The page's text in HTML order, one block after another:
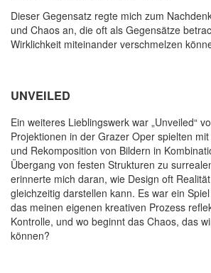
Dieser Gegensatz regte mich zum
und Chaos an, die oft als Gegensätze
Wirklichkeit miteinander verschmelzen
UNVEILED
Ein weiteres Lieblingswerk war „Unveiled“
Projektionen in der Grazer Oper spielten
und Rekomposition von Bildern in
Übergang von festen Strukturen zu
erinnerte mich daran, wie Design oft
gleichzeitig darstellen kann. Es war ein
das meinen eigenen kreativen Prozess
Kontrolle, und wo beginnt das Chaos, das
können?